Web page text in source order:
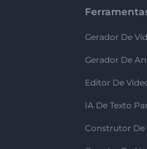
Gerador De
Gerador De
Editor De
IA De Texto
Construtor De